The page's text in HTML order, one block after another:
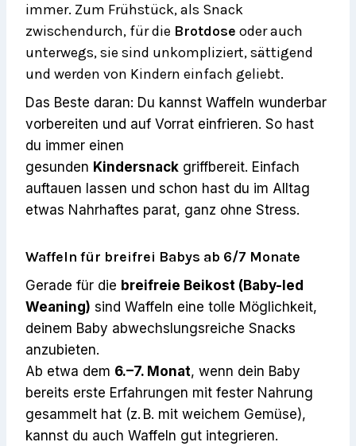
immer. Zum Frühstück, als Snack
zwischendurch, für die Brotdose oder auch
unterwegs, sie sind unkompliziert, sättigend
und werden von Kindern einfach geliebt.
Das Beste daran: Du kannst Waffeln wunderbar
vorbereiten und auf Vorrat einfrieren. So hast
du immer einen
gesunden Kindersnack griffbereit. Einfach
auftauen lassen und schon hast du im Alltag
etwas Nahrhaftes parat, ganz ohne Stress.
Waffeln für breifrei Babys ab 6/7 Monate
Gerade für die breifreie Beikost (Baby-led
Weaning) sind Waffeln eine tolle Möglichkeit,
deinem Baby abwechslungsreiche Snacks
anzubieten.
Ab etwa dem 6.–7. Monat, wenn dein Baby
bereits erste Erfahrungen mit fester Nahrung
gesammelt hat (z. B. mit weichem Gemüse),
kannst du auch Waffeln gut integrieren.